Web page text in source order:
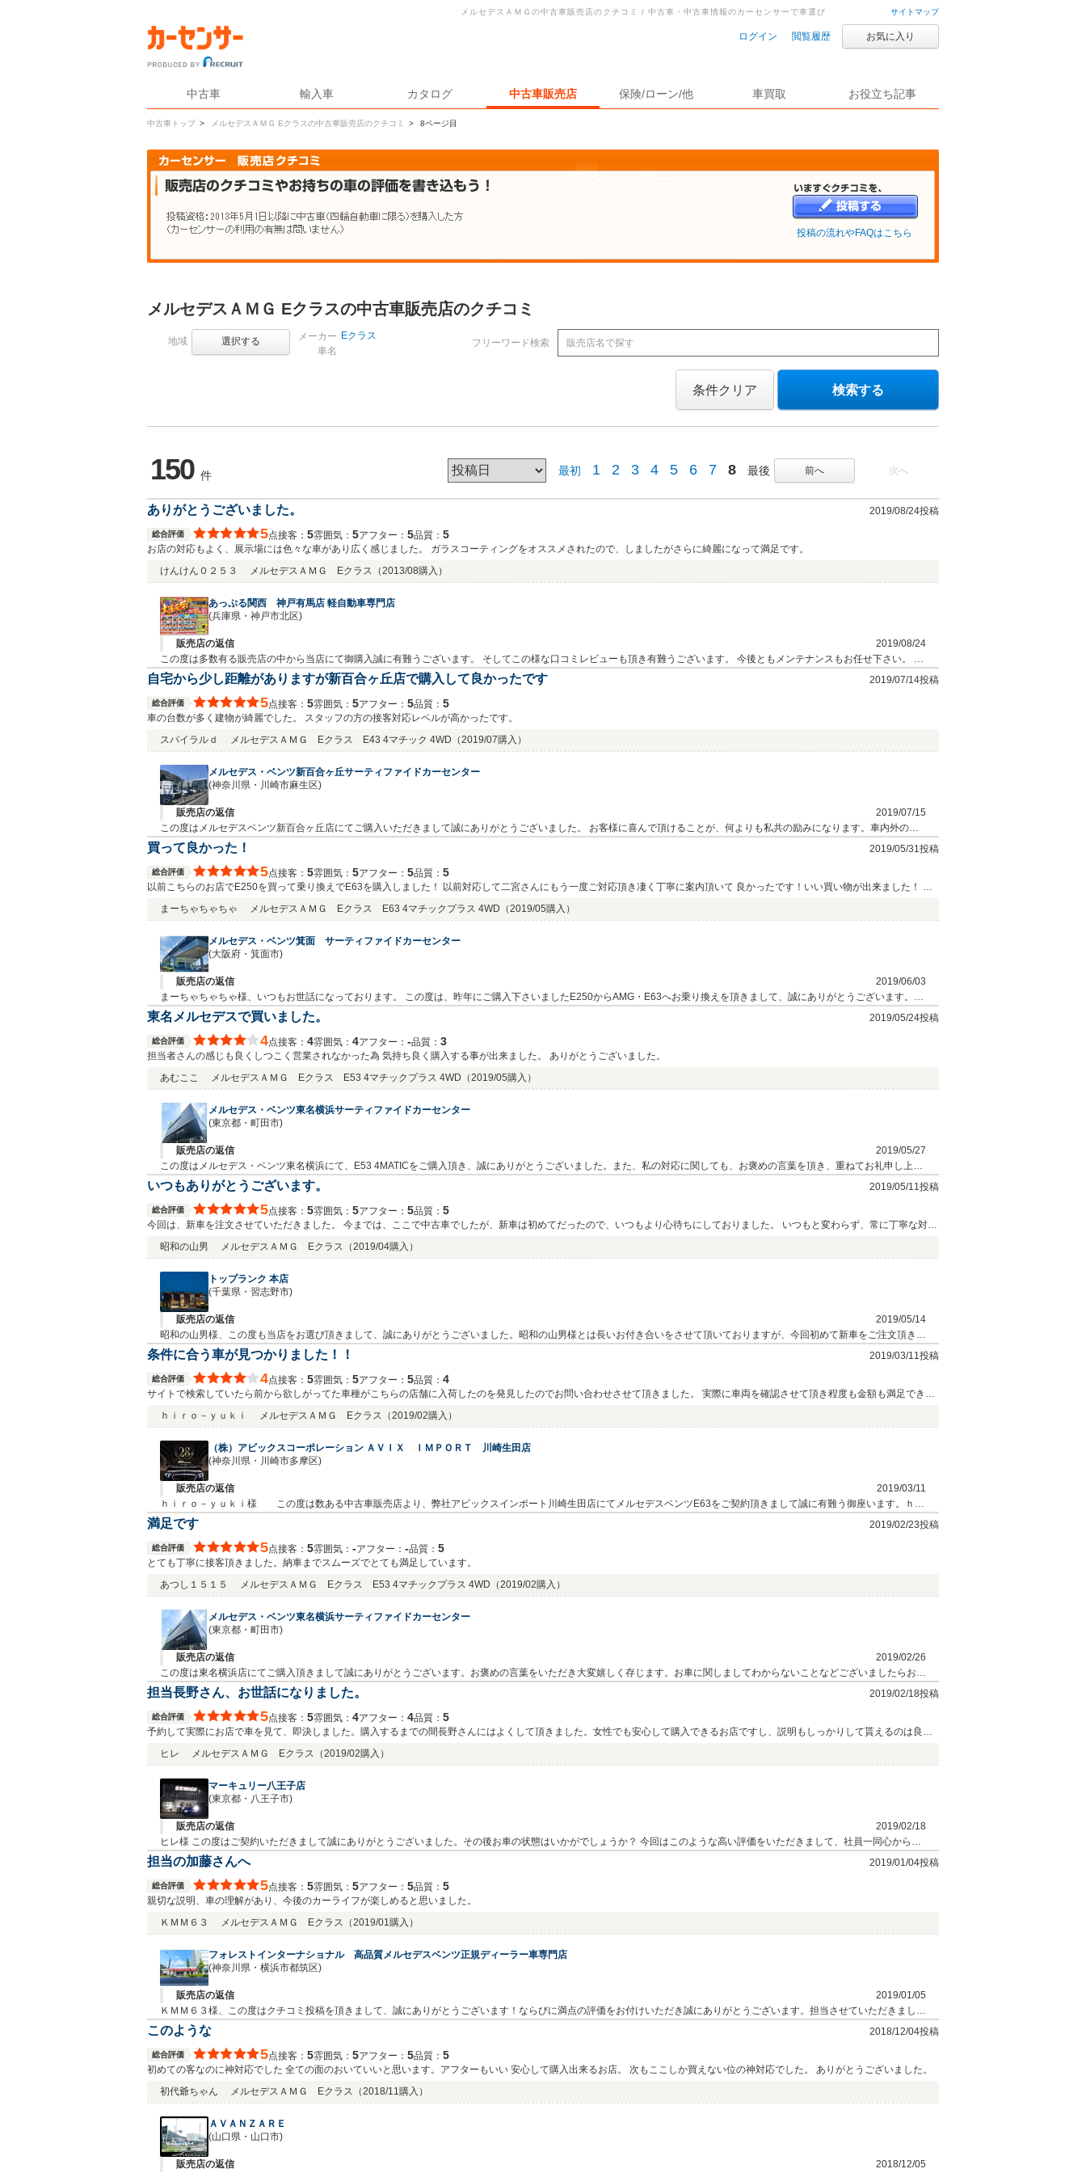
サイトマップ
ログイン 閲覧履歴 お気に入り
中古車 輸入車 カタログ 中古車販売店 保険/ローン/他 車買取 お役立ち記事
中古車トップ > メルセデスＡＭＧ Eクラスの中古車販売店のクチコミ > 8ページ目
メルセデスＡＭＧの中古車販売店のクチコミ / 中古車・中古車情報のカーセンサーで車選び
投稿の流れやFAQはこちら
メルセデスＡＭＧ Eクラスの中古車販売店のクチコミ
地域 選択する
メーカー
車名
Eクラス
フリーワード検索
条件クリア 検索する
150 件 前へ 次へ
最初 1 2 3 4 5 6 7 8 最後
ありがとうございました。 2019/08/24投稿
総合評価 5点接客： 5雰囲気： 5アフター： 5品質： 5
お店の対応もよく、展示場には色々な車があり広く感じました。 ガラスコーティングをオススメされたので、しましたがさらに綺麗になって満足です。
けんけん０２５３
メルセデスＡＭＧ Eクラス （2013/08購入）
あっぷる関西 神戸有馬店 軽自動車専門店
(兵庫県・神戸市北区)
販売店の返信
2019/08/24
この度は多数有る販売店の中から当店にて御購入誠に有難うございます。 そしてこの様な口コミレビューも頂き有難うございます。 今後ともメンテナンスもお任せ下さい。 宜
しくお願い致します。 山本
自宅から少し距離がありますが新百合ヶ丘店で購入して良かったです 2019/07/14投稿
総合評価 5点接客： 5雰囲気： 5アフター： 5品質： 5
車の台数が多く建物が綺麗でした。 スタッフの方の接客対応レベルが高かったです。
スパイラルｄ
メルセデスＡＭＧ Eクラス E43 4マチック 4WD （2019/07購入）
メルセデス・ベンツ新百合ヶ丘サーティファイドカーセンター
(神奈川県・川崎市麻生区)
販売店の返信
2019/07/15
この度はメルセデスベンツ新百合ヶ丘店にてご購入いただきまして誠にありがとうございました。 お客様に喜んで頂けることが、何よりも私共の励みになります。車内外のク
リーニングやお車の細部に渡るご説明も、今後より一層社員全員で徹底させたいと思っております。またぜひお気軽にお立ち寄りください。 今後ともどうぞ宜しくお願い致し
買って良かった！ 2019/05/31投稿
総合評価 5点接客： 5雰囲気： 5アフター： 5品質： 5
以前こちらのお店でE250を買って乗り換えでE63を購入しました！ 以前対応して二宮さんにもう一度ご対応頂き凄く丁寧に案内頂いて 良かったです！いい買い物が出来ました！ ま
た買いに来ます！
まーちゃちゃちゃ メルセデスＡＭＧ Eクラス E63 4マチックプラス 4WD （2019/05購入）
メルセデス・ベンツ箕面 サーティファイドカーセンター
(大阪府・箕面市)
販売店の返信
2019/06/03
まーちゃちゃちゃ様、いつもお世話になっております。 この度は、昨年にご購入下さいましたE250からAMG・E63へお乗り換えを頂きまして、誠にありがとうございます。ま
た、身に余るお言葉をいただき、感激しております！ご家族でAMG・E63を楽しんで下さいね♪今後も、まーちゃちゃちゃ様のカーライフをお手伝いさせていただければと思い
ます。
東名メルセデスで買いました。 2019/05/24投稿
総合評価 4点接客： 4雰囲気： 4アフター： ‐品質： 3
担当者さんの感じも良くしつこく営業されなかった為 気持ち良く購入する事が出来ました。 ありがとうございました。
あむここ
メルセデスＡＭＧ Eクラス E53 4マチックプラス 4WD （2019/05購入）
メルセデス・ベンツ東名横浜サーティファイドカーセンター
(東京都・町田市)
販売店の返信
2019/05/27
この度はメルセデス・ベンツ東名横浜にて、E53 4MATICをご購入頂き、誠にありがとうございました。また、私の対応に関しても、お褒めの言葉を頂き、重ねてお礼申し上げ
ます。お求めのお車の在庫がなく、お時間をかけてしまいましたが、弊社デモカーとして管理しておりましたお車を商品化し、ご提案することができました。今後ともアフター
では、今後とも末永いお付き合いをどうぞ宜しくお願い申し上げます。営業担当：石丸幸次朗
いつもありがとうございます。 2019/05/11投稿
総合評価 5点接客： 5雰囲気： 5アフター： 5品質： 5
今回は、新車を注文させていただきました。 今までは、ここで中古車でしたが、新車は初めてだったので、いつもより心待ちにしておりました。 いつもと変わらず、常に丁寧な対応
をいただき、感謝しております。 夏になったら、この車で孫の顔を見に行きたいと思います。 これからもどうぞよろしくお願い致します。
昭和の山男 メルセデスＡＭＧ Eクラス （2019/04購入）
トップランク 本店
(千葉県・習志野市)
販売店の返信
2019/05/14
昭和の山男様、この度も当店をお選び頂きまして、誠にありがとうございました。昭和の山男様とは長いお付き合いをさせて頂いておりますが、今回初めて新車をご注文頂きま
したので、ご満足して頂くことが出来ましてスタッフ一同大変嬉しく思っております。是非お孫さんとの楽しいひと時を、こちらのお車と共にお過ごし頂けましたらと思いま
条件に合う車が見つかりました！！ 2019/03/11投稿
総合評価 4点接客： 5雰囲気： 5アフター： 5品質： 4
サイトで検索していたら前から欲しがってた車種がこちらの店舗に入荷したのを発見したのでお問い合わせさせて頂きました。 実際に車両を確認させて頂き程度も金額も満足できま
した。 スタッフの方も、ローンの審査等の対応にご尽力いただけたので有難く思いました。
ｈｉｒｏ－ｙｕｋｉ メルセデスＡＭＧ Eクラス （2019/02購入）
（株）アビックスコーポレーション ＡＶＩＸ ＩＭＰＯＲＴ 川崎生田店
(神奈川県・川崎市多摩区)
販売店の返信
2019/03/11
ｈｉｒｏ－ｙｕｋｉ様 この度は数ある中古車販売店より、弊社アビックスインポート川崎生田店にてメルセデスベンツE63をご契約頂きまして誠に有難う御座います。ｈｉ
ｒｏ－ｙｕｋｉ様は比較的お住まいもお近くですので、今後何か御座いましたらアフターサービスもしっかりとフォローさせて頂きます！たっぷりとE63 AMGの快適な走りを
満足です 2019/02/23投稿
総合評価 5点接客： 5雰囲気： ‐アフター： ‐品質： 5
とても丁寧に接客頂きました。納車までスムーズでとても満足しています。
あつし１５１５
メルセデスＡＭＧ Eクラス E53 4マチックプラス 4WD （2019/02購入）
メルセデス・ベンツ東名横浜サーティファイドカーセンター
(東京都・町田市)
販売店の返信
2019/02/26
この度は東名横浜店にてご購入頂きまして誠にありがとうございます。お褒めの言葉をいただき大変嬉しく存じます。お車に関しましてわからないことなどございましたらお気
軽にお申し付け下さいませ。宜しくお願い申し上げます！ 営業担当:紅林
担当長野さん、お世話になりました。 2019/02/18投稿
総合評価 5点接客： 5雰囲気： 4アフター： 4品質： 5
予約して実際にお店で車を見て、即決しました。購入するまでの間長野さんにはよくして頂きました。女性でも安心して購入できるお店ですし、説明もしっかりして貰えるのは良か
ったです。色々と有難うございました。
ヒレ メルセデスＡＭＧ Eクラス （2019/02購入）
マーキュリー八王子店
(東京都・八王子市)
販売店の返信
2019/02/18
ヒレ様 この度はご契約いただきまして誠にありがとうございました。その後お車の状態はいかがでしょうか？ 今回はこのような高い評価をいただきまして、社員一同心から感
謝しております。何かお困りの際はぜひお気軽にお立ち寄りください。今後とも、どうぞ宜しくお願い致します。担当長野
担当の加藤さんへ 2019/01/04投稿
総合評価 5点接客： 5雰囲気： 5アフター： 5品質： 5
親切な説明、車の理解があり、今後のカーライフが楽しめると思いました。
ＫＭＭ６３
メルセデスＡＭＧ Eクラス （2019/01購入）
フォレストインターナショナル 高品質メルセデスベンツ正規ディーラー車専門店
(神奈川県・横浜市都筑区)
販売店の返信
2019/01/05
ＫＭＭ６３様、この度はクチコミ投稿を頂きまして、誠にありがとうございます！ならびに満点の評価をお付けいただき誠にありがとうございます。担当させていただきました
アドバイザーの加藤です。この度はEクラスのご購入ありがとうございました！ご試乗の際はニコニコとした表情で、「いいね～」と運転されていたＫＭＭ６３様が非常に印象
がとうございました。今後とも宜しくお願いします♪
このような 2018/12/04投稿
総合評価 5点接客： 5雰囲気： 5アフター： 5品質： 5
初めての客なのに神対応でした 全ての面のおいていいと思います。アフターもいい 安心して購入出来るお店。 次もここしか買えない位の神対応でした。 ありがとうございました。
初代爺ちゃん
メルセデスＡＭＧ Eクラス （2018/11購入）
ＡＶＡＮＺＡＲＥ
(山口県・山口市)
販売店の返信 2018/12/05